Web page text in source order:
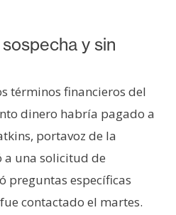
y sin
términos financieros del
dinero habría pagado a
portavoz de la
a una solicitud de
preguntas específicas
contactado el martes.